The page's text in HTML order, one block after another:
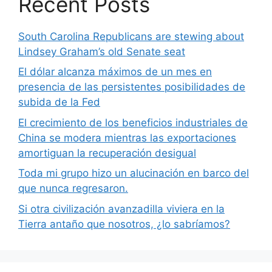
South Carolina Republicans are stewing about
Lindsey Graham’s old Senate seat
El dólar alcanza máximos de un mes en
presencia de las persistentes posibilidades de
subida de la Fed
El crecimiento de los beneficios industriales de
China se modera mientras las exportaciones
amortiguan la recuperación desigual
Toda mi grupo hizo un alucinación en barco del
que nunca regresaron.
Si otra civilización avanzadilla viviera en la
Tierra antaño que nosotros, ¿lo sabríamos?